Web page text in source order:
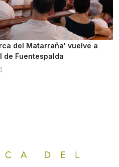
del Matarraña' vuelve a
de Fuentespalda